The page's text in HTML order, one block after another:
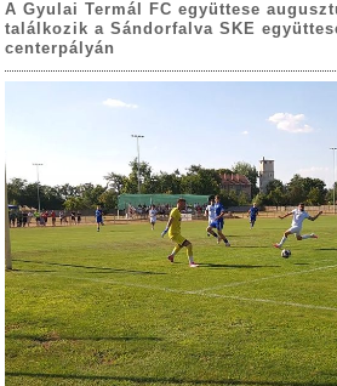
A Gyulai Termál FC együttese
találkozik a Sándorfalva SKE
centerpályán